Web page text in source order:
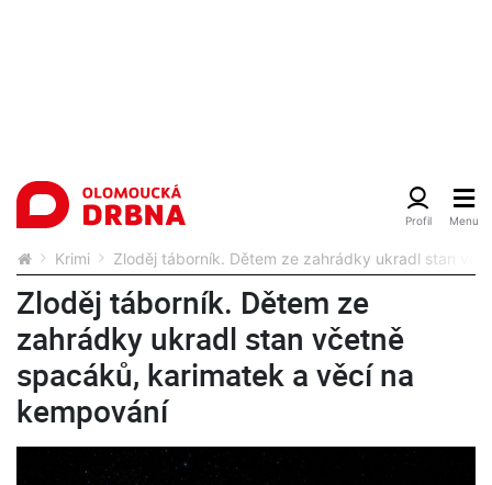
Krimi Zloděj táborník. Dětem ze zahrádky ukradl stan
Zloděj táborník. Dětem ze
zahrádky ukradl stan včetně
spacáků, karimatek a věcí na
kempování